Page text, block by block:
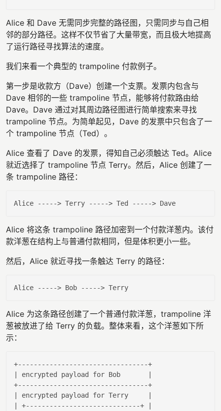
Alice 和 Dave 无需同步完整的路径图，只需同步与自己相
邻的部分路径。这样不仅节省了大量带宽，而且极大地提高
了运行路径寻找算法的速度。
我们来看一个典型的 trampoline 付款例子。
第一步是收款方（Dave）创建一个支票。发票内包含与
Dave 相邻的一些 trampoline 节点，能够将付款路由给
Dave。Dave 通过对其周边路径图进行简单搜索来寻找
trampoline 节点。为简单起见，Dave 的发票中只包含了一
个 trampoline 节点（Ted）。
Alice 查看了 Dave 的发票，得知自己必须触达 Ted。Alice
就近选择了 trampoline 节点 Terry。然后，Alice 创建了一
条 trampoline 路径：
Alice
Alice 将这条 trampoline 路径加密到一个付款洋葱内。该付
款洋葱在结构上与普通付款相同，但是体积更小一些。
然后，Alice 就近寻找一条触达 Terry 的路径：
Alice
Alice 为这条路径创建了一个普通付款洋葱，trampoline 洋
葱被放进了给 Terry 的负载。整体来看，这个洋葱如下所
示：
| encrypted payload for Bob       |
| encrypted payload for Terry     |
| +-----------------------------+ |